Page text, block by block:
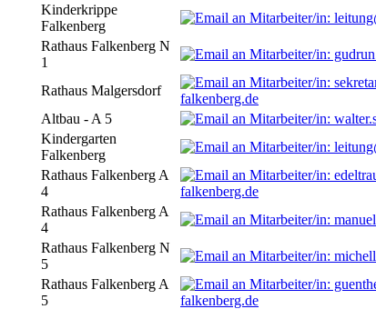
Kinderkrippe
Falkenberg
Rathaus Falkenberg N
1
Rathaus Malgersdorf
falkenberg.de
Altbau - A 5
Kindergarten
Falkenberg
Rathaus Falkenberg A
4
falkenberg.de
Rathaus Falkenberg A
4
Rathaus Falkenberg N
5
Rathaus Falkenberg A
5
falkenberg.de